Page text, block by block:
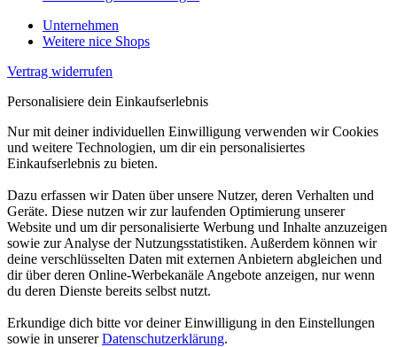
Unternehmen
Weitere nice Shops
Vertrag widerrufen
Personalisiere dein Einkaufserlebnis
Nur mit deiner individuellen Einwilligung verwenden wir Cookies
und weitere Technologien, um dir ein personalisiertes
Einkaufserlebnis zu bieten.
Dazu erfassen wir Daten über unsere Nutzer, deren Verhalten und
Geräte. Diese nutzen wir zur laufenden Optimierung unserer
Website und um dir personalisierte Werbung und Inhalte anzuzeigen
sowie zur Analyse der Nutzungsstatistiken. Außerdem können wir
deine verschlüsselten Daten mit externen Anbietern abgleichen und
dir über deren Online-Werbekanäle Angebote anzeigen, nur wenn
du deren Dienste bereits selbst nutzt.
Erkundige dich bitte vor deiner Einwilligung in den Einstellungen
sowie in unsererDatenschutzerklärung.